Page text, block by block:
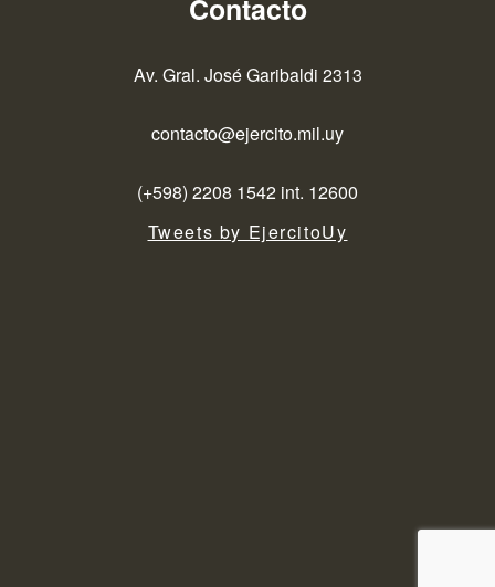
Contacto
Av. Gral. José Garibaldi 2313
contacto@ejercito.mil.uy
(+598) 2208 1542 int. 12600
Tweets by EjercitoUy